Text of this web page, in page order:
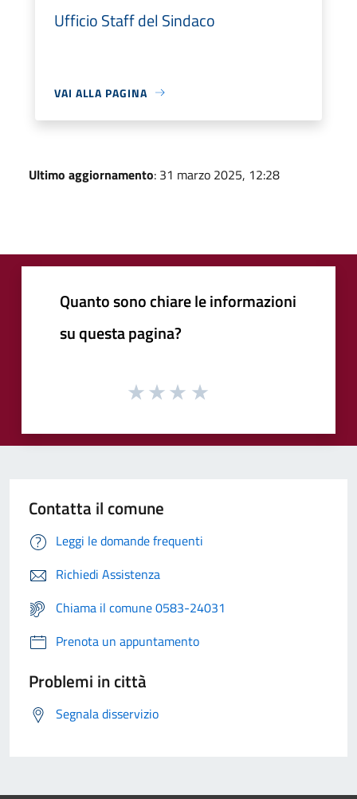
Ufficio Staff del Sindaco
VAI ALLA PAGINA
Ultimo aggiornamento: 31 marzo 2025, 12:28
Quanto sono chiare le informazioni
su questa pagina?
Contatta il comune
Leggi le domande frequenti
Richiedi Assistenza
Chiama il comune 0583-24031
Prenota un appuntamento
Problemi in città
Segnala disservizio